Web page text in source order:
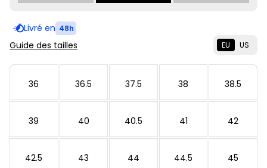
Livré en 48h
Guide des tailles EU US
36 36.5 37.5 38 38.5
39 40 40.5 41 42
42.5 43 44 44.5 45